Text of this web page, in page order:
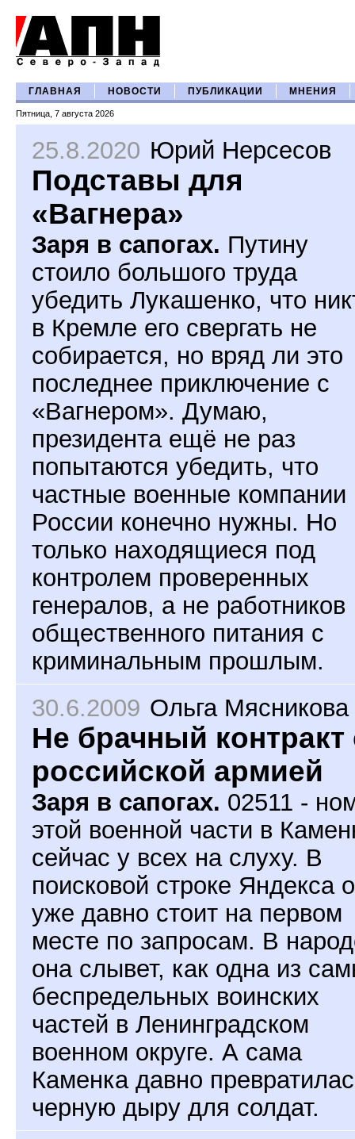
ГЛАВНАЯ НОВОСТИ ПУБЛИКАЦИИ МНЕНИЯ
Пятница, 7 августа 2026
25.8.2020 Юрий Нерсесов
Подставы для
«Вагнера»
Заря в сапогах. Путину
стоило большого труда
убедить Лукашенко, что
в Кремле его свергать не
собирается, но вряд ли это
последнее приключение с
«Вагнером». Думаю,
президента ещё не раз
попытаются убедить, что
частные военные компании
России конечно нужны. Но
только находящиеся под
контролем проверенных
генералов, а не работников
общественного питания с
криминальным прошлым.
30.6.2009 Ольга Мясникова
Не брачный контракт
российской армией
Заря в сапогах. 02511 -
этой военной части в
сейчас у всех на слуху. В
поисковой строке Яндекса
уже давно стоит на первом
месте по запросам. В
она слывет, как одна из
беспредельных воинских
частей в Ленинградском
военном округе. А сама
Каменка давно
черную дыру для солдат.